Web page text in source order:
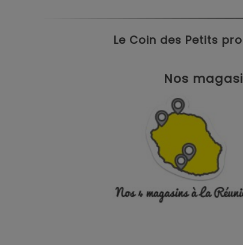
Le Coin des Petits
Nos